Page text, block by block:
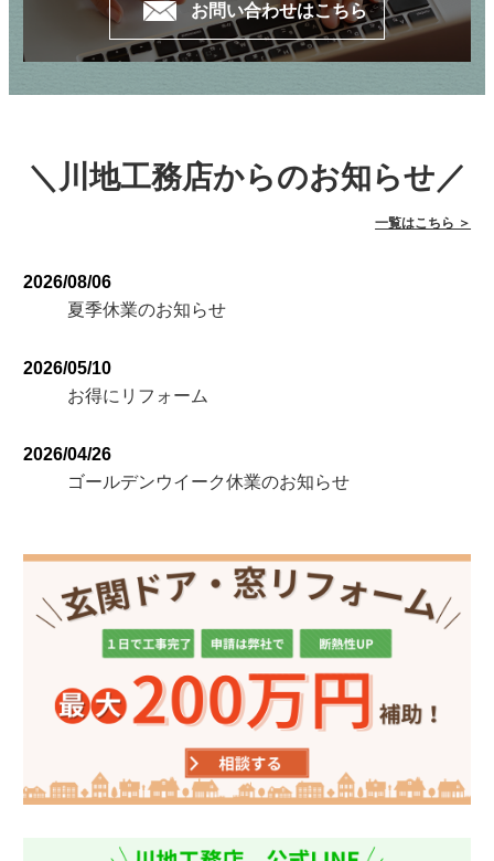
お問い合わせはこちら
＼川地工務店からのお知らせ／
一覧はこちら ＞
2026/08/06
夏季休業のお知らせ
2026/05/10
お得にリフォーム
2026/04/26
ゴールデンウイーク休業のお知らせ
イベントのお知らせ
2026/01/26
イベントを開催します
2025/12/22
2025/08/23